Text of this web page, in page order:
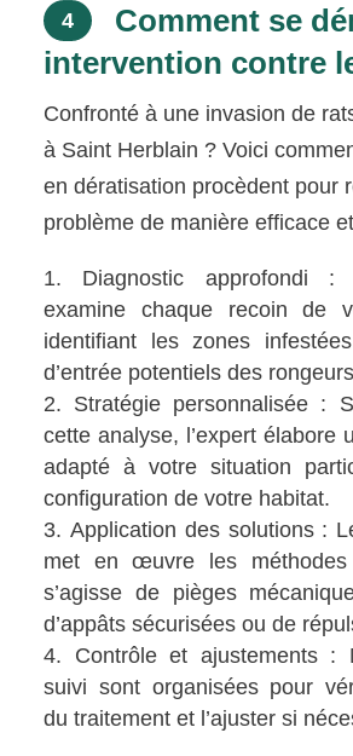
4
Comment se
intervention contre
Confronté à une invasion de
à Saint Herblain ? Voici
en dératisation procèdent pour
problème de manière efficace
Diagnostic approfondi :
examine chaque recoin de
identifiant les zones
d’entrée potentiels des
Stratégie personnalisée :
cette analyse, l’expert élabore
adapté à votre situation
configuration de votre habitat.
Application des solutions :
met en œuvre les méthodes
s’agisse de pièges
d’appâts sécurisées ou de
Contrôle et ajustements :
suivi sont organisées pour
du traitement et l’ajuster si